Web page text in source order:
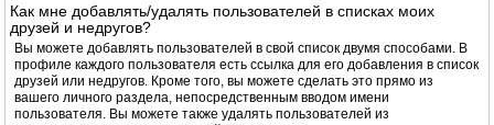
Как мне добавлять/удалять пользователей в списках моих
друзей и недругов?
Вы можете добавлять пользователей в свой список двумя способами. В
профиле каждого пользователя есть ссылка для его добавления в список
друзей или недругов. Кроме того, вы можете сделать это прямо из
вашего личного раздела, непосредственным вводом имени
пользователя. Вы можете также удалять пользователей из